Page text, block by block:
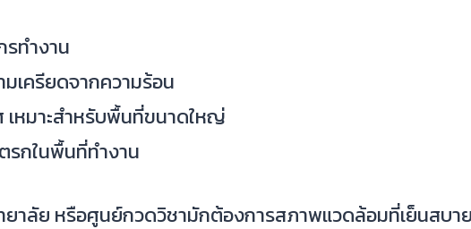
ทำงาน
เครียดจากความร้อน
เหมาะสำหรับพื้นที่ขนาดใหญ่
รกในพื้นที่ทำงาน
ยาลัย หรือศูนย์กวดวิชามักต้องการสภาพแวดล้อมที่เย็นสบา